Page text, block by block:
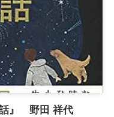
話』 野田 祥代